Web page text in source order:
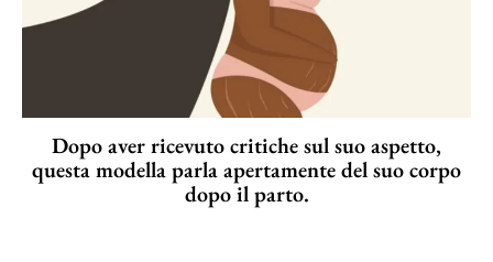
Dopo aver ricevuto critiche sul suo aspetto,
questa modella parla apertamente del suo corpo
dopo il parto.